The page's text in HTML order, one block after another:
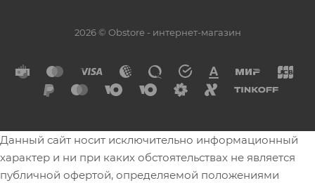
2026 © Obstore - интернет-магазин
Данный сайт носит исключительно информационный
характер и ни при каких обстоятельствах не является
публичной офертой, определяемой положениями